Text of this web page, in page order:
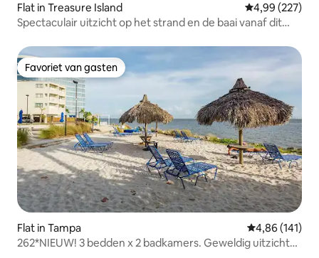
Flat in Treasure Island Gemiddelde
4,99 (227)
Spectaculair uitzicht op het strand en de baai vanaf dit
Favoriet van gasten
Favoriet van gasten
Flat in Tampa Gemiddelde
4,86 (141)
262*NIEUW! 3 bedden x 2 badkamers. Geweldig uitzicht